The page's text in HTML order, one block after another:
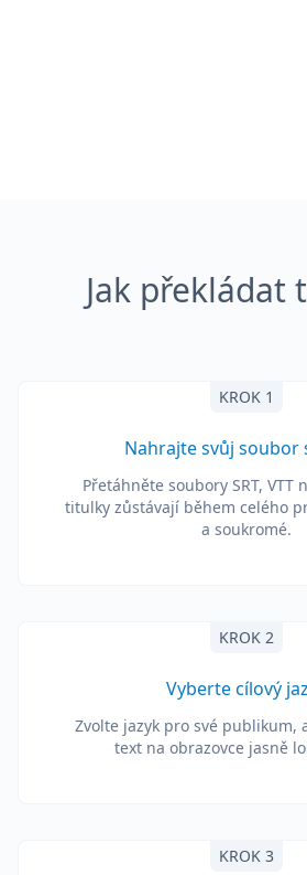
Jak překládat
KROK 1
Nahrajte svůj soubor
Přetáhněte soubory SRT, VTT
titulky zůstávají během celého
a soukromé.
KROK 2
Vyberte cílový
Zvolte jazyk pro své publikum,
text na obrazovce jasně
KROK 3